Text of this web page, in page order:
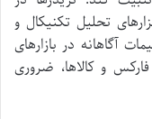
تحلیل تکنیکال و
آگاهانه در بازارهای
و کالاها، ضروری